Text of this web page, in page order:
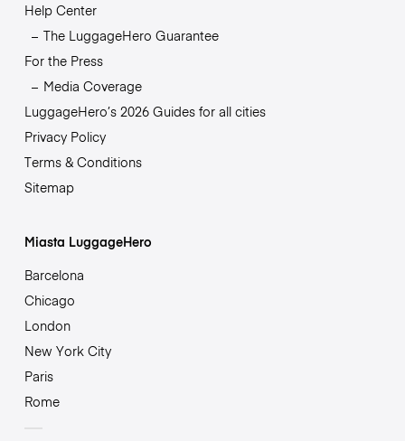
Help Center
The LuggageHero Guarantee
For the Press
Media Coverage
LuggageHero’s 2026 Guides for all cities
Privacy Policy
Terms & Conditions
Sitemap
Miasta LuggageHero
Barcelona
Chicago
London
New York City
Paris
Rome